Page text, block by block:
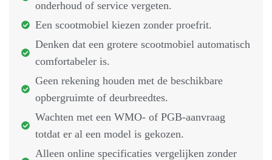
onderhoud of service vergeten.
Een scootmobiel kiezen zonder proefrit.
Denken dat een grotere scootmobiel automatisch
comfortabeler is.
Geen rekening houden met de beschikbare
opbergruimte of deurbreedtes.
Wachten met een WMO- of PGB-aanvraag
totdat er al een model is gekozen.
Alleen online specificaties vergelijken zonder